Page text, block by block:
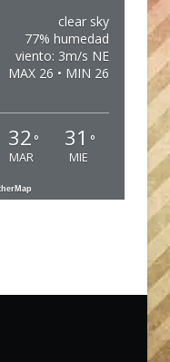
clear sky
77% humedad
viento: 3m/s NE
MAX 26 • MIN 26
32 °
MAR
31 °
MIE